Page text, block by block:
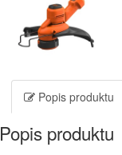
Popis produktu
Popis produktu